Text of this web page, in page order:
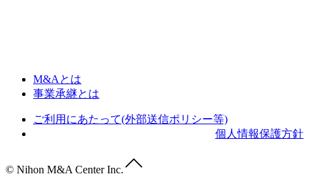
M&Aとは
事業承継とは
ご利用にあたって(外部送信ポリシー等)
個人情報保護方針
© Nihon M&A Center Inc.